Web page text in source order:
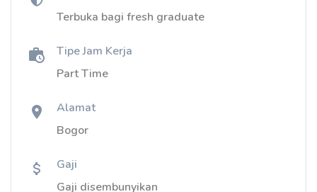
Terbuka bagi fresh graduate
Tipe Jam Kerja
Part Time
Alamat
Bogor
Gaji
Gaji disembunyikan